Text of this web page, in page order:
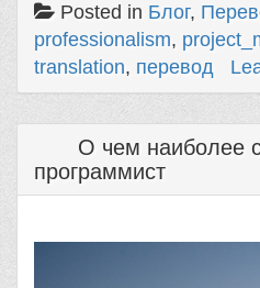
Posted in Блог,
professionalism,
translation, перевод
О чем наиболее
программист